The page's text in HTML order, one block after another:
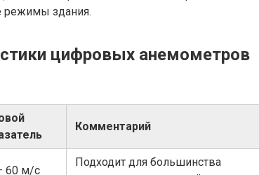
режимы здания.
цифровых анемометров
Комментарий
60 м/с
Подходит для большинства